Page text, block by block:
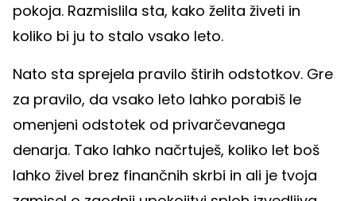
pokoja. Razmislila sta, kako želita živeti in
koliko bi ju to stalo vsako leto.
Nato sta sprejela pravilo štirih odstotkov. Gre
za pravilo, da vsako leto lahko porabiš le
omenjeni odstotek od privarčevanega
denarja. Tako lahko načrtuješ, koliko let boš
lahko živel brez finančnih skrbi in ali je tvoja